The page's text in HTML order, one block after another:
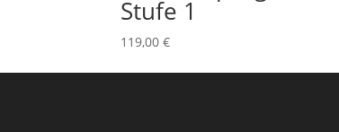
Stufe 1
119,00€